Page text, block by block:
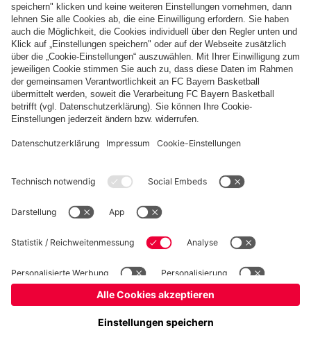
Basketball Frauen Handball Schach Schiedsrichter
Seniorenfußball
Tischtennis
Impressum Datenschutz Nutzungsbedingungen Barrierefreiheit